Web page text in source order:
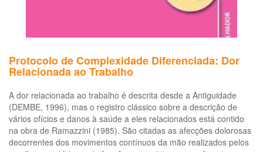
Protocolo de Complexidade Diferenciada: Dor
Relacionada ao Trabalho
A dor relacionada ao trabalho é descrita desde a Antiguidade
(DEMBE, 1996), mas o registro clássico sobre a descrição de
vários ofícios e danos à saúde a eles relacionados está contido
na obra de Ramazzini (1985). São citadas as afecções dolorosas
decorrentes dos movimentos contínuos da mão realizados pelos